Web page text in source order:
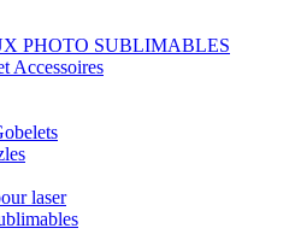
PHOTO SUBLIMABLES
Accessoires
laser